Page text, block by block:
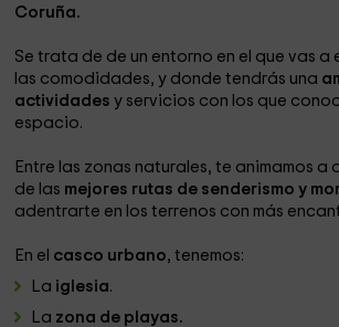
Coruña.
Se trata de de un entorno en el que vas
las comodidades, y donde tendrás una
actividades y servicios con los que
espacio.
Entre las zonas naturales, te animamos a
de las mejores rutas de senderismo y
adentrarte en los terrenos con más
En el casco urbano, tenemos:
La iglesia.
La zona de playas.